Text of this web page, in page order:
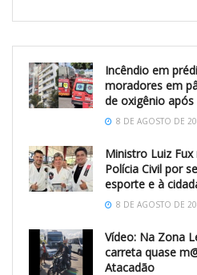
Incêndio em
moradores em
de oxigênio
8 DE AGOSTO DE
Ministro Luiz
Polícia Civil por
esporte e à
8 DE AGOSTO DE
Vídeo: Na Zona
carreta quase
Atacadão